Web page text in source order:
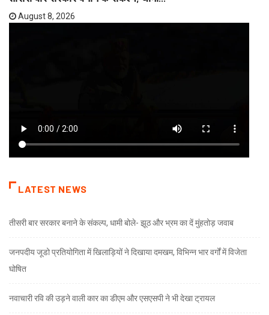
August 8, 2026
LATEST NEWS
तीसरी बार सरकार बनाने के संकल्प, धामी बोले- झूठ और भ्रम का दें मुंहतोड़ जवाब
जनपदीय जूडो प्रतियोगिता में खिलाड़ियों ने दिखाया दमखम, विभिन्न भार वर्गों में विजेता
घोषित
नवाचारी रवि की उड़ने वाली कार का डीएम और एसएसपी ने भी देखा ट्रायल